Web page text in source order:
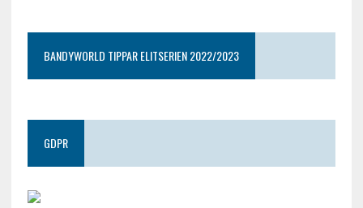
BANDYWORLD TIPPAR ELITSERIEN 2022/2023
GDPR